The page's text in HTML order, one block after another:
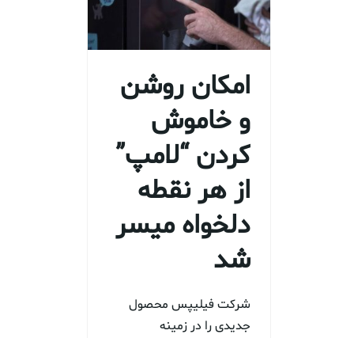
امکان روشن
و خاموش
کردن “لامپ”
از هر نقطه
دلخواه میسر
شد
شرکت فیلیپس محصول
جدیدی را در زمینه